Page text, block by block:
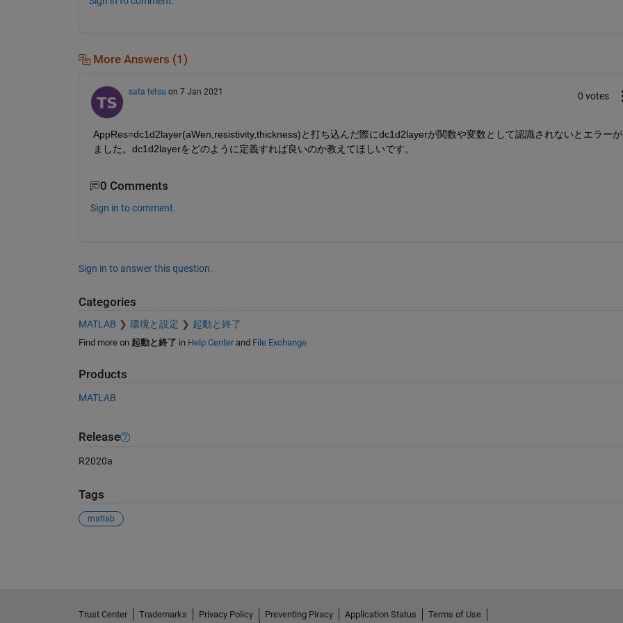
More Answers (1)
sata tetsu on 7 Jan 2021 0 votes
AppRes=dc1d2layer(aWen,resistivity,thickness)と打ち込んだ際にdc1d2layerが関数や変数として認識されないとエラー
ました。dc1d2layerをどのように定義すれば良いのか教えてほしいです。
0 Comments
Sign in to comment.
Sign in to answer this question.
Categories
MATLAB 環境と設定 起動と終了
Find more on 起動と終了 in Help Centerand File Exchange
Products
MATLAB
Release
R2020a
Tags
matlab
Trust Center Trademarks Privacy Policy Preventing Piracy Application Status
Terms of Use